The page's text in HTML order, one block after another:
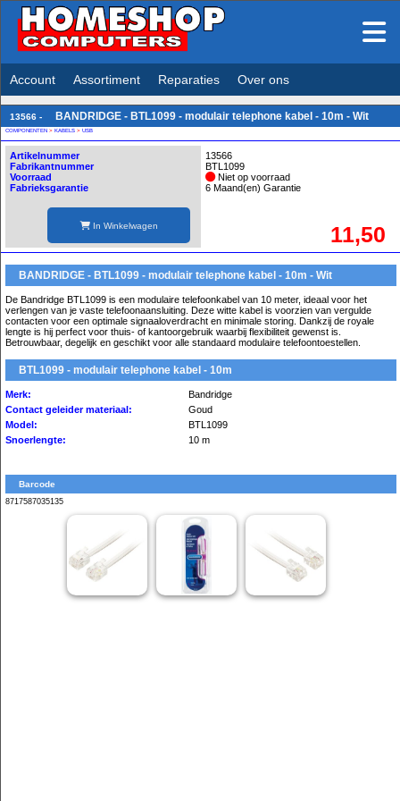
Account Assortiment Reparaties Over ons
13566 - BANDRIDGE - BTL1099 - modulair telephone kabel - 10m - Wit
COMPONENTEN > KABELS > USB
Artikelnummer
Fabrikantnummer
Voorraad
Fabrieksgarantie
In Winkelwagen
13566
BTL1099
Niet op voorraad
6 Maand(en) Garantie
11,50
BANDRIDGE - BTL1099 - modulair telephone kabel - 10m - Wit
De Bandridge BTL1099 is een modulaire telefoonkabel van 10 meter, ideaal voor het
verlengen van je vaste telefoonaansluiting. Deze witte kabel is voorzien van vergulde
contacten voor een optimale signaaloverdracht en minimale storing. Dankzij de royale
lengte is hij perfect voor thuis- of kantoorgebruik waarbij flexibiliteit gewenst is.
Betrouwbaar, degelijk en geschikt voor alle standaard modulaire telefoontoestellen.
BTL1099 - modulair telephone kabel - 10m
Merk:
Bandridge
Contact geleider materiaal:
Goud
Model:
BTL1099
Snoerlengte:
10 m
Barcode
8717587035135